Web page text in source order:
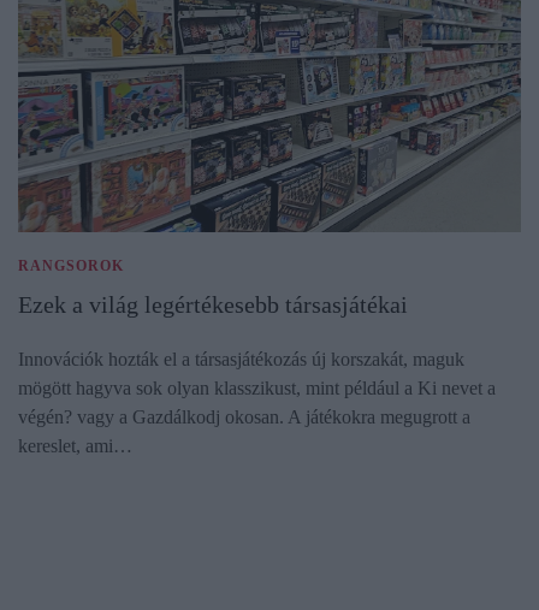
RANGSOROK
Ezek a világ legértékesebb társasjátékai
Innovációk hozták el a társasjátékozás új korszakát, maguk
mögött hagyva sok olyan klasszikust, mint például a Ki nevet a
végén? vagy a Gazdálkodj okosan. A játékokra megugrott a
kereslet, ami…